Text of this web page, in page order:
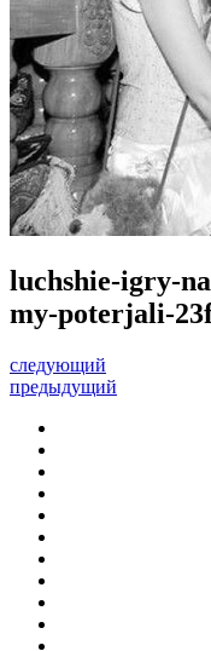
luchshie-igry-
my-poterjali-
следующий
предыдущий